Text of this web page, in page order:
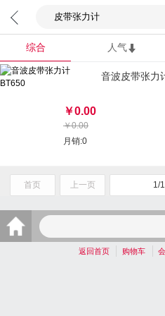
综合 人气
音波皮带张力
￥0.00
￥0.00
月销:0
首页 上一页 1/1
返回首页 购物车